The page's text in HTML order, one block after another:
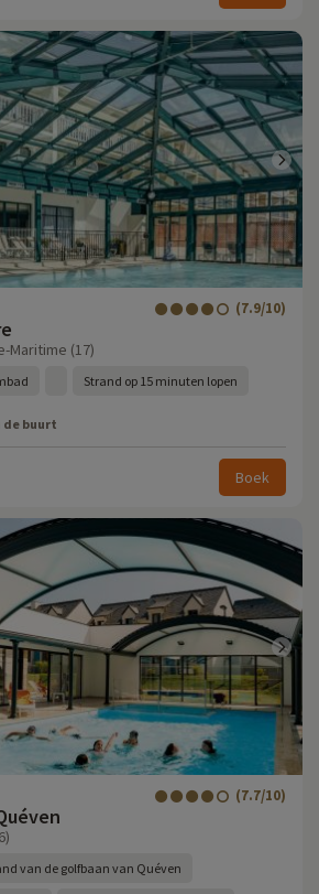
(7.9/10)
Maritime (17)
Strand op 15 minuten lopen
buurt
Boek
(7.7/10)
van de golfbaan van Quéven